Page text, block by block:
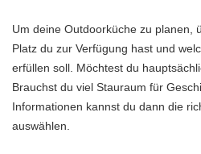
Um deine Outdoorküche zu planen,
Platz du zur Verfügung hast und
erfüllen soll. Möchtest du
Brauchst du viel Stauraum für
Informationen kannst du dann die
auswählen.